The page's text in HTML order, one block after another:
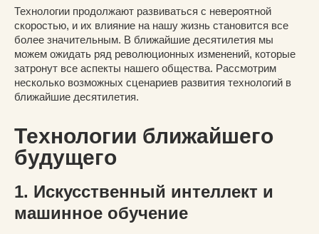
Технологии продолжают развиваться с невероятной
скоростью, и их влияние на нашу жизнь становится все
более значительным. В ближайшие десятилетия мы
можем ожидать ряд революционных изменений, которые
затронут все аспекты нашего общества. Рассмотрим
несколько возможных сценариев развития технологий в
ближайшие десятилетия.
Технологии ближайшего
будущего
1. Искусственный интеллект и
машинное обучение